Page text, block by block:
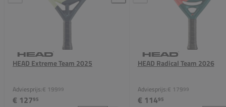
HEAD Extreme Team 2025
Adviesprijs:€ 19999
€ 12795
HEAD Radical Team 2026
Adviesprijs:€ 17999
€ 11495